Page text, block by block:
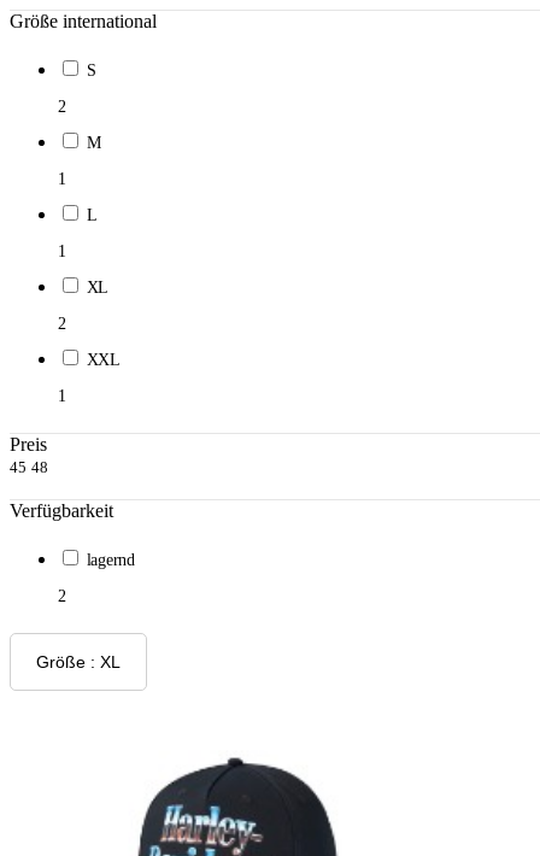
Größe international
S
2
M
1
L
1
XL
2
XXL
1
Preis
45 48
Verfügbarkeit
lagernd
2
Größe : XL